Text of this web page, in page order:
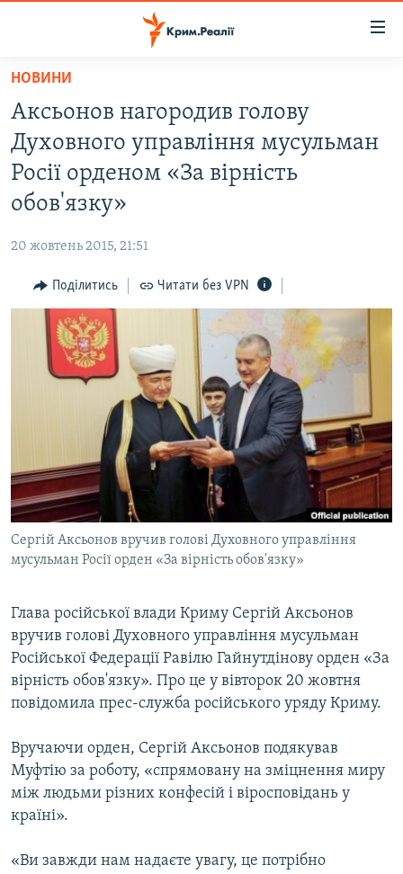
Перейти
основного
матеріалу
Перейти
до
основної
Перейти
пошуку
ВІДЕО ТА ФОТО
ПОЛІТИКА
ІНТЕРВ'Ю
ВСЕ ЗА ДЕНЬ
СПЕЦПРОЕКТИ
ДЕПОРТАЦІЯ
ВІДЕОУРОКИ «ELIFBE»
СВІДЧЕННЯ ОКУПАЦІЇ
УКРАЇНСЬКА ПРОБЛЕМА КРИМУ
ІНФОГРАФІКА
ЯК ОБІЙТИ БЛОКУВАННЯ
Qırımtatar
ДОЛУЧАЙСЯ!
НОВИНИ
Аксьонов нагородив голову
Духовного управління мусульман
Росії орденом «За вірність
обов'язку»
20 жовтень 2015, 21:51
Поділитись Читати без VPN
Сергій Аксьонов вручив голові Духовного управління
мусульман Росії орден «За вірність обов'язку»
Глава російської влади Криму Сергій Аксьонов
вручив голові Духовного управління мусульман
Російської Федерації Равілю Гайнутдінову орден «За
вірність обов'язку». Про це у вівторок 20 жовтня
повідомила прес-служба російського уряду Криму.
Вручаючи орден, Сергій Аксьонов подякував
Муфтію за роботу, «спрямовану на зміцнення миру
між людьми різних конфесій і віросповідань у
країні».
«Ви завжди нам надаєте увагу, це потрібно